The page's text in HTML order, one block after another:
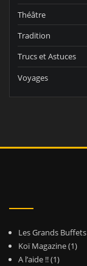
Théâtre
Tradition
Trucs et Astuces
Voyages
Les Grands Buffets
Koï Magazine(1)
A l’aide !!(1)